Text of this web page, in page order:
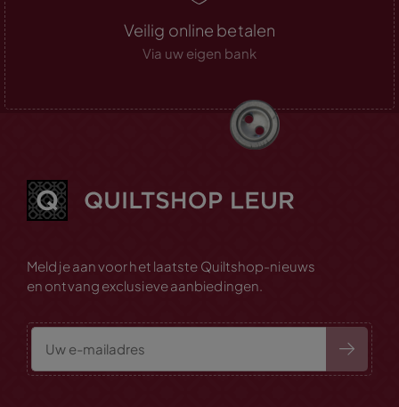
Veilig online betalen
Via uw eigen bank
Meld je aan voor het laatste Quiltshop-nieuws
en ontvang exclusieve aanbiedingen.